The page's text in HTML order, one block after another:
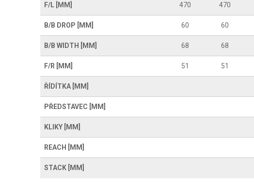
F/L [MM] 470 470
B/B DROP [MM] 60 60
B/B WIDTH [MM] 68 68
F/R [MM] 51 51
ŘÍDÍTKA [MM]
PŘEDSTAVEC [MM]
KLIKY [MM]
REACH [MM]
STACK [MM]